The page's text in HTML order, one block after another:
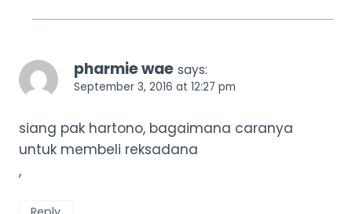
pharmie wae says:
September 3, 2016 at 12:27 pm
siang pak hartono, bagaimana caranya
untuk membeli reksadana
,